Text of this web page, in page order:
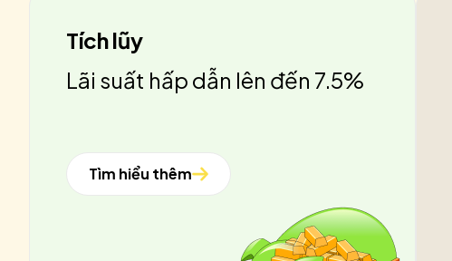
Tích lũy
Lãi suất hấp dẫn lên đến 7.5%
Tìm hiểu thêm